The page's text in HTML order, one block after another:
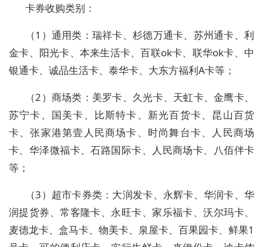
卡券收购类别：
（1）通用类：瑞祥卡、杉德万通卡、苏州通卡、利
金卡、阳光卡、本来生活卡、百联ok卡、联华ok卡、中
银通卡、诚品生活卡、泰华卡、大东方福利A卡等；
（2）商场类：美罗卡、久光卡、天虹卡、金鹰卡、
苏宁卡、国美卡、比斯特卡、新光百货卡、昆山百货
卡、张家港第壹人民商场卡、时尚舞台卡、人民商场
卡、华泽微福卡、石路国际卡、人民商场卡、八佰伴卡
等；
（3）超市卡券类：大润发卡、永辉卡、华润卡、华
润提货券、常客隆卡、永旺卡、家乐福卡、沃尔玛卡、
麦德龙卡、盒马卡、物美卡、泉屋卡、百果园卡、鲜果1